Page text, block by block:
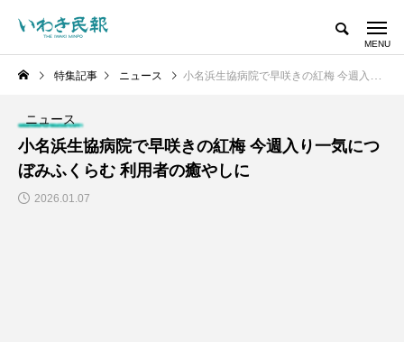
特集記事 ニュース 小名浜生協病院で早咲きの紅梅 今週入り一気につぼみふくらむ 利用者の癒やしに
ニュース
小名浜生協病院で早咲きの紅梅 今週入り一気につ
ぼみふくらむ 利用者の癒やしに
2026.01.07